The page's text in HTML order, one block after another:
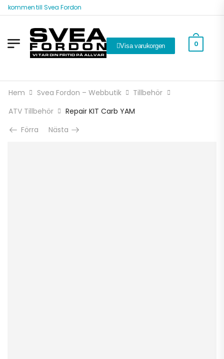
till Svea Fordon
Visa varukorgen 0
Hem Svea Fordon – Webbutik
Tillbehör
ATV Tillbehör
Repair KIT Carb YAM
Förra
Nästa